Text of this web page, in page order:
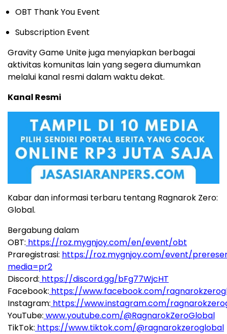
OBT Thank You Event
Subscription Event
Gravity Game Unite juga menyiapkan berbagai
aktivitas komunitas lain yang segera diumumkan
melalui kanal resmi dalam waktu dekat.
Kanal Resmi
Kabar dan informasi terbaru tentang Ragnarok Zero:
Global.
Bergabung dalam
OBT: https://roz.mygnjoy.com/en/event/obt
Praregistrasi: https://roz.mygnjoy.com/event/
media=pr2
Discord: https://discord.gg/bFg77WjcHT
Facebook: https://www.facebook.com/
Instagram: https://www.instagram.com/
YouTube: www.youtube.com/@RagnarokZeroGlobal
TikTok: https://www.tiktok.com/@ragnarokzeroglobal